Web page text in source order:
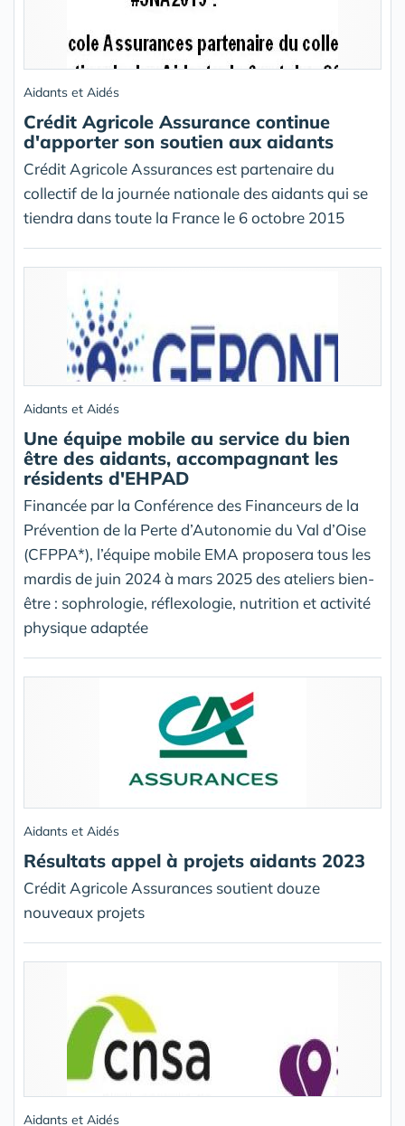
Aidants et Aidés
Crédit Agricole Assurance continue
d'apporter son soutien aux aidants
Crédit Agricole Assurances est partenaire du
collectif de la journée nationale des aidants qui se
tiendra dans toute la France le 6 octobre 2015
Aidants et Aidés
Une équipe mobile au service du bien
être des aidants, accompagnant les
résidents d'EHPAD
Financée par la Conférence des Financeurs de la
Prévention de la Perte d’Autonomie du Val d’Oise
(CFPPA*), l’équipe mobile EMA proposera tous les
mardis de juin 2024 à mars 2025 des ateliers bien-
être : sophrologie, réflexologie, nutrition et activité
physique adaptée
Aidants et Aidés
Résultats appel à projets aidants 2023
Crédit Agricole Assurances soutient douze
nouveaux projets
Aidants et Aidés